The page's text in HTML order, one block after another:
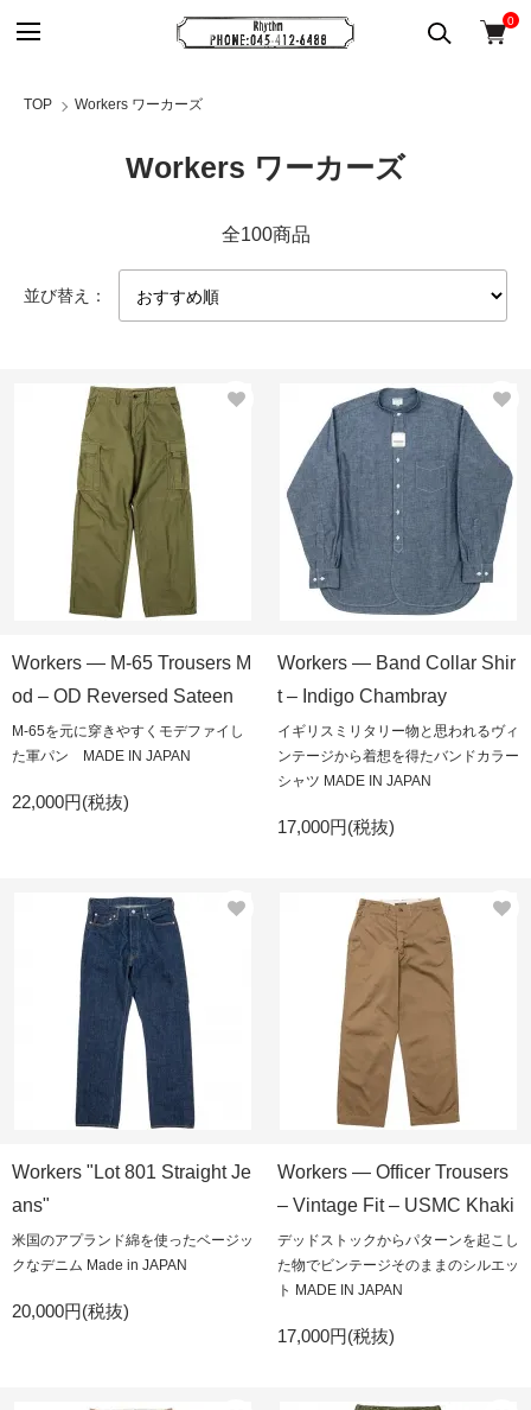
0
TOP Workers ワーカーズ
Workers ワーカーズ
全100商品
並び替え：
Workers — M-65 Trousers M
od – OD Reversed Sateen
M-65を元に穿きやすくモデファイし
た軍パン MADE IN JAPAN
22,000円(税抜)
Workers — Band Collar Shir
t – Indigo Chambray
イギリスミリタリー物と思われるヴィ
ンテージから着想を得たバンドカラー
シャツ MADE IN JAPAN
17,000円(税抜)
Workers "Lot 801 Straight Je
ans"
米国のアプランド綿を使ったベージッ
クなデニム Made in JAPAN
20,000円(税抜)
Workers — Officer Trousers
– Vintage Fit – USMC Khaki
デッドストックからパターンを起こし
た物でビンテージそのままのシルエッ
ト MADE IN JAPAN
17,000円(税抜)